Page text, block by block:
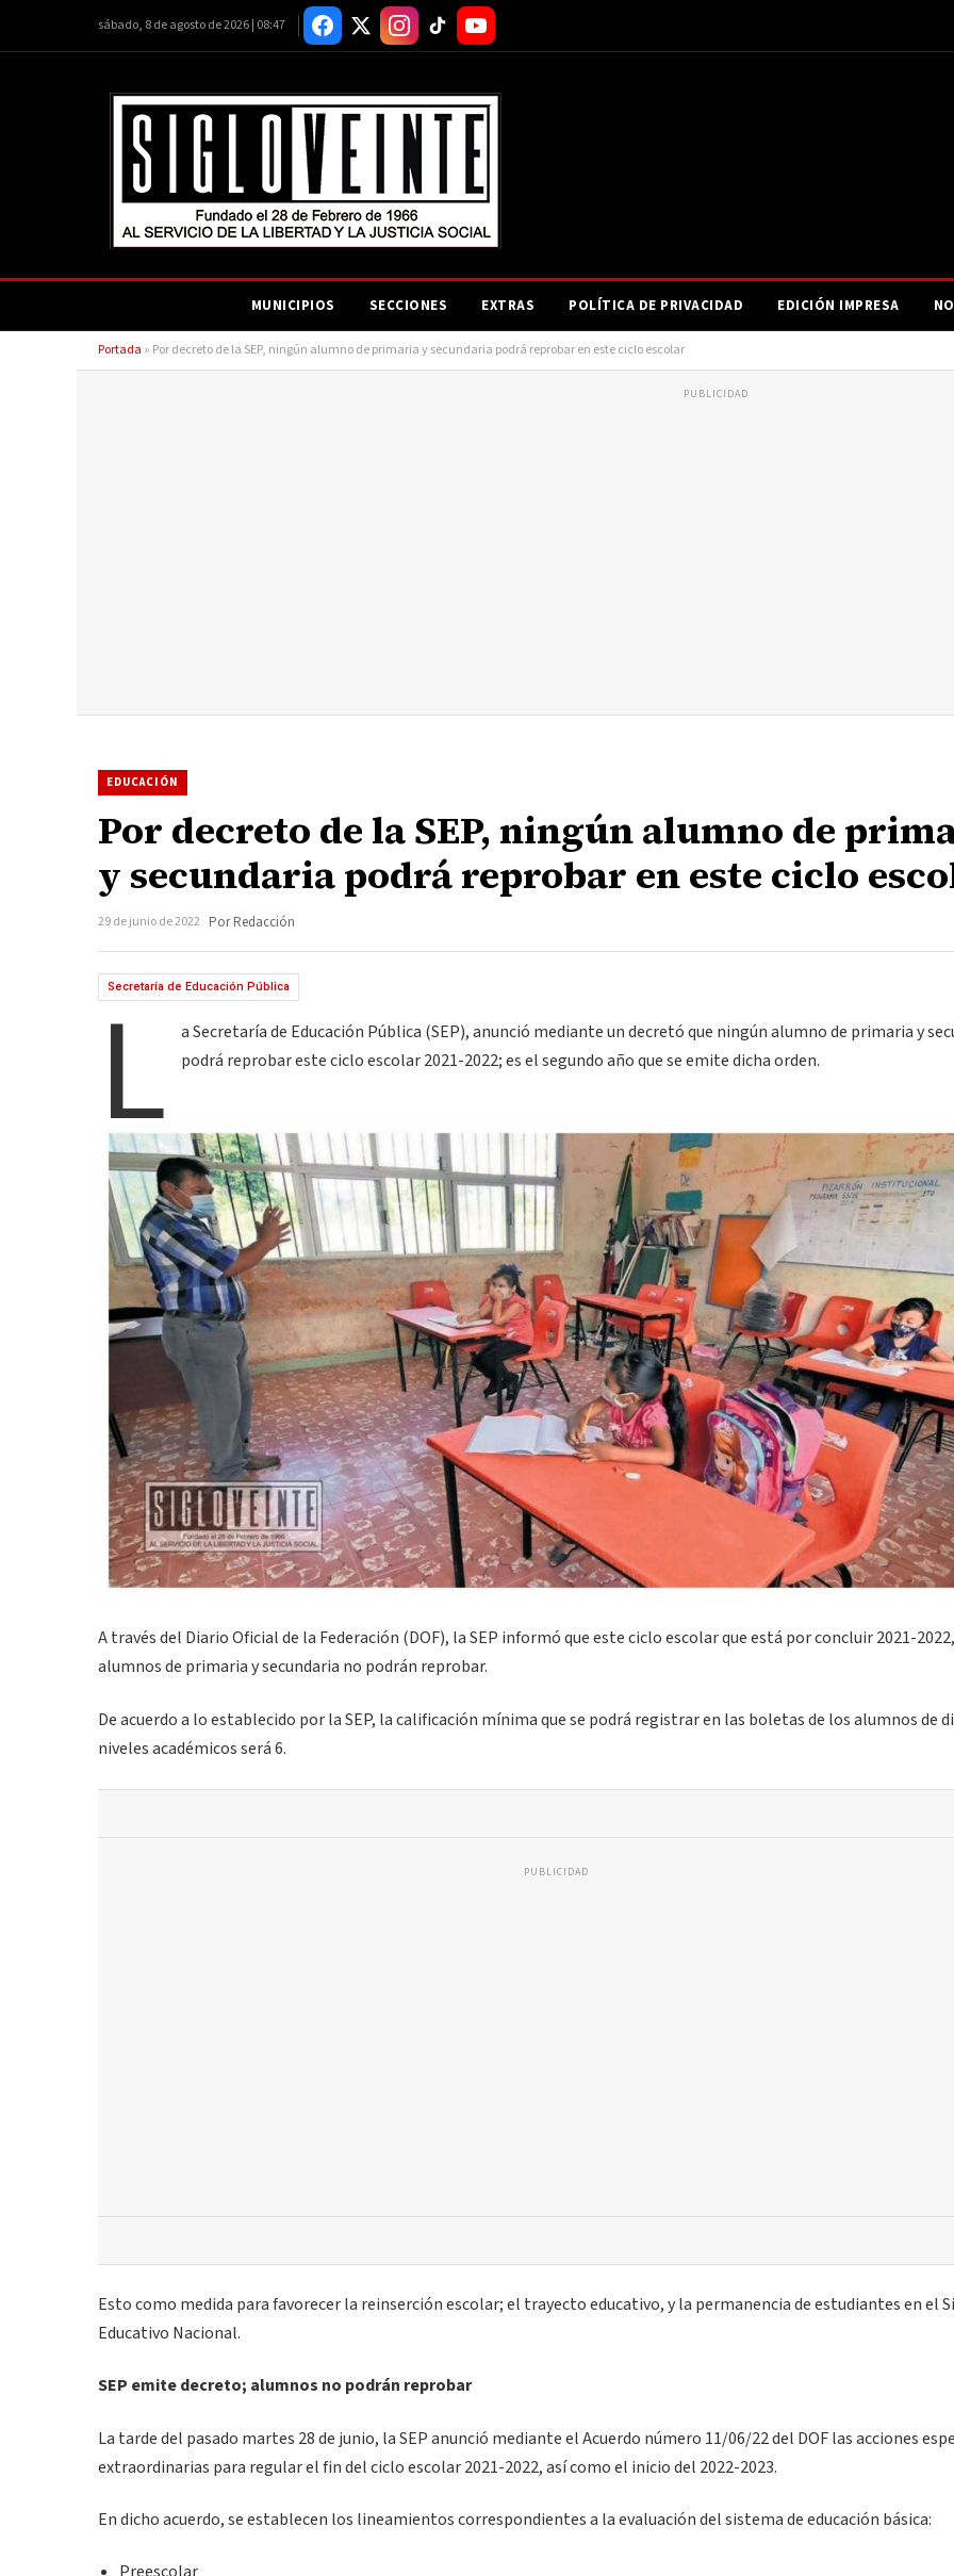
sábado, 8 de agosto de 2026 | 08:47
MUNICIPIOS SECCIONES EXTRAS POLÍTICA DE PRIVACIDAD EDICIÓN IMPRESA
Portada » Por decreto de la SEP, ningún alumno de primaria y secundaria podrá reprobar en este ciclo escolar
PUBLICIDAD
EDUCACIÓN
Por decreto de la SEP, ningún alumno de
y secundaria podrá reprobar en este ciclo
29 de junio de 2022 Por Redacción
Secretaría de Educación Pública
L
a Secretaría de Educación Pública (SEP), anunció mediante un decretó que ningún alumno de primaria y
podrá reprobar este ciclo escolar 2021-2022; es el segundo año que se emite dicha orden.
A través del Diario Oficial de la Federación (DOF), la SEP informó que este ciclo escolar que está por concluir 2021-
alumnos de primaria y secundaria no podrán reprobar.
De acuerdo a lo establecido por la SEP, la calificación mínima que se podrá registrar en las boletas de los alumnos de
niveles académicos será 6.
PUBLICIDAD
Esto como medida para favorecer la reinserción escolar; el trayecto educativo, y la permanencia de estudiantes en el
Educativo Nacional.
SEP emite decreto; alumnos no podrán reprobar
La tarde del pasado martes 28 de junio, la SEP anunció mediante el Acuerdo número 11/06/22 del DOF las acciones
extraordinarias para regular el fin del ciclo escolar 2021-2022, así como el inicio del 2022-2023.
En dicho acuerdo, se establecen los lineamientos correspondientes a la evaluación del sistema de educación básica: